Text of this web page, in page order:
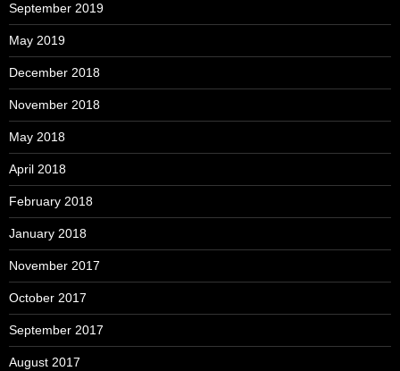
September 2019
May 2019
December 2018
November 2018
May 2018
April 2018
February 2018
January 2018
November 2017
October 2017
September 2017
August 2017